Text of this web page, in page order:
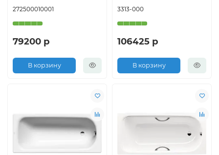
272500010001
79200 р
В корзину
3313-000
106425 р
В корзину